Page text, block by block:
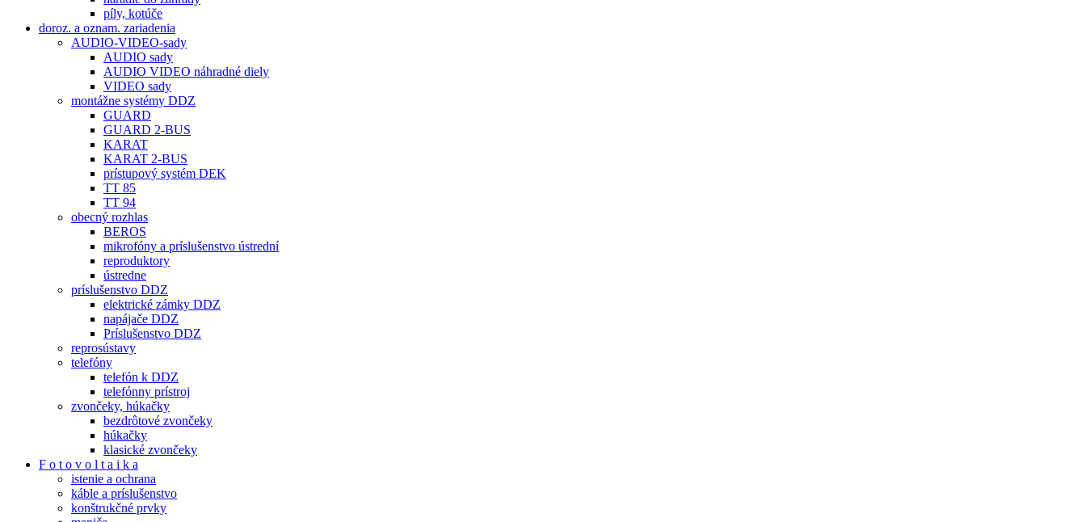
píly, kotúče
doroz. a oznam. zariadenia
AUDIO-VIDEO-sady
AUDIO sady
AUDIO VIDEO náhradné diely
VIDEO sady
montážne systémy DDZ
GUARD
GUARD 2-BUS
KARAT
KARAT 2-BUS
prístupový systém DEK
TT 85
TT 94
obecný rozhlas
BEROS
mikrofóny a príslušenstvo ústrední
reproduktory
ústredne
príslušenstvo DDZ
elektrické zámky DDZ
napájače DDZ
Príslušenstvo DDZ
reprosústavy
telefóny
telefón k DDZ
telefónny prístroj
zvončeky, húkačky
bezdrôtové zvončeky
húkačky
klasické zvončeky
F o t o v o l t a i k a
istenie a ochrana
káble a príslušenstvo
konštrukčné prvky